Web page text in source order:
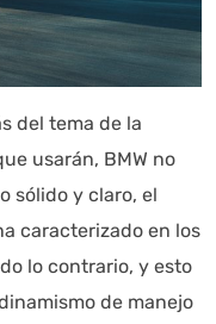
del tema de la
usarán, BMW no
sólido y claro, el
caracterizado en los
lo contrario, y esto
de manejo